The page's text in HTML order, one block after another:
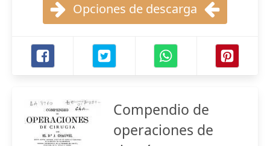
Opciones de descarga
Compendio de
operaciones de